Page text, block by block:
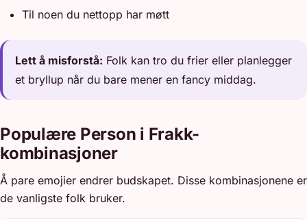
Til noen du nettopp har møtt
Lett å misforstå: Folk kan tro du frier eller planlegger
et bryllup når du bare mener en fancy middag.
Populære Person i Frakk-
kombinasjoner
Å pare emojier endrer budskapet. Disse kombinasjonene er
de vanligste folk bruker.